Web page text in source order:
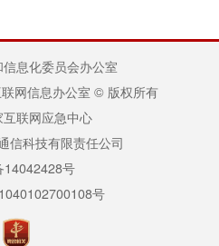
息化委员会办公室
网信息办公室 © 版权所有
联网应急中心
信科技有限责任公司
14042428号
号